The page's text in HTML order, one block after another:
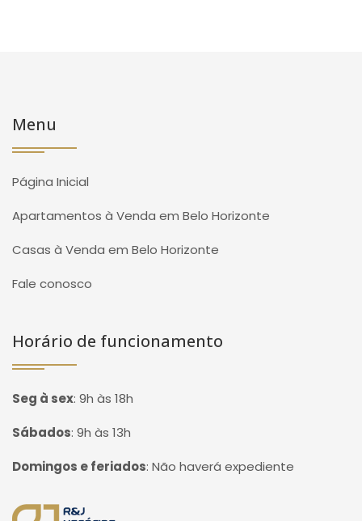
Menu
Página Inicial
Apartamentos à Venda em Belo Horizonte
Casas à Venda em Belo Horizonte
Fale conosco
Horário de funcionamento
Seg à sex: 9h às 18h
Sábados: 9h às 13h
Domingos e feriados: Não haverá expediente
Página inicial